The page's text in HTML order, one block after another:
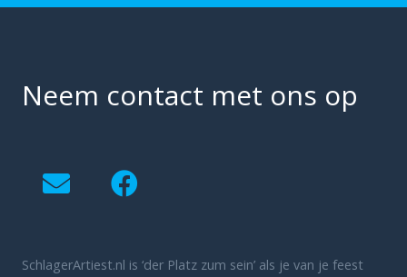
Neem contact met ons op
SchlagerArtiest.nl is ‘der Platz zum sein’ als je van je feest